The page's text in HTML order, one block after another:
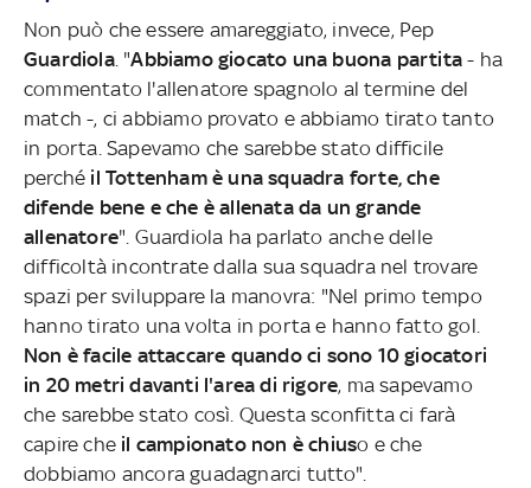
Non può che essere amareggiato, invece, Pep
Guardiola. "Abbiamo giocato una buona partita - ha
commentato l'allenatore spagnolo al termine del
match -, ci abbiamo provato e abbiamo tirato tanto
in porta. Sapevamo che sarebbe stato difficile
perché il Tottenham è una squadra forte, che
difende bene e che è allenata da un grande
allenatore". Guardiola ha parlato anche delle
difficoltà incontrate dalla sua squadra nel trovare
spazi per sviluppare la manovra: "Nel primo tempo
hanno tirato una volta in porta e hanno fatto gol.
Non è facile attaccare quando ci sono 10 giocatori
in 20 metri davanti l'area di rigore, ma sapevamo
che sarebbe stato così. Questa sconfitta ci farà
capire che il campionato non è chiuso e che
dobbiamo ancora guadagnarci tutto".